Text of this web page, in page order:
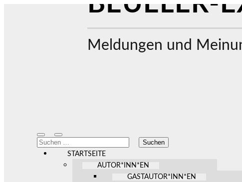
Meldungen und
Mobile-
Menü
ein-/ausblenden
Suchfeld
ein-/ausblenden
Suchen
nach:
STARTSEITE
AUTOR*INN*EN
GASTAUTOR*INN*EN